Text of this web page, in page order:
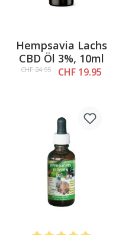
Hempsavia Lachs
CBD Öl 3%, 10ml
CHF 24.95 CHF 19.95